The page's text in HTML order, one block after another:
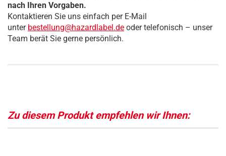
nach Ihren Vorgaben.
Kontaktieren Sie uns einfach per E-Mail
unter bestellung@hazardlabel.de oder telefonisch – unser
Team berät Sie gerne persönlich.
Zu diesem Produkt empfehlen wir Ihnen: